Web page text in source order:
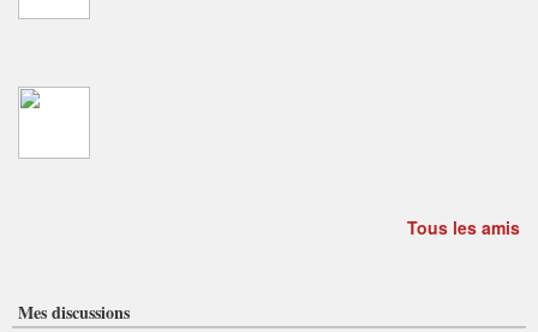
Tous les amis
Mes discussions